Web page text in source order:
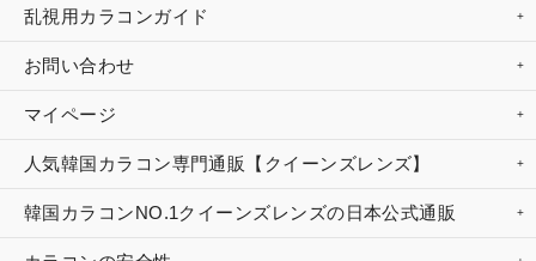
乱視用カラコンガイド
お問い合わせ
マイページ
人気韓国カラコン専門通販【クイーンズレンズ】
韓国カラコンNO.1クイーンズレンズの日本公式通販